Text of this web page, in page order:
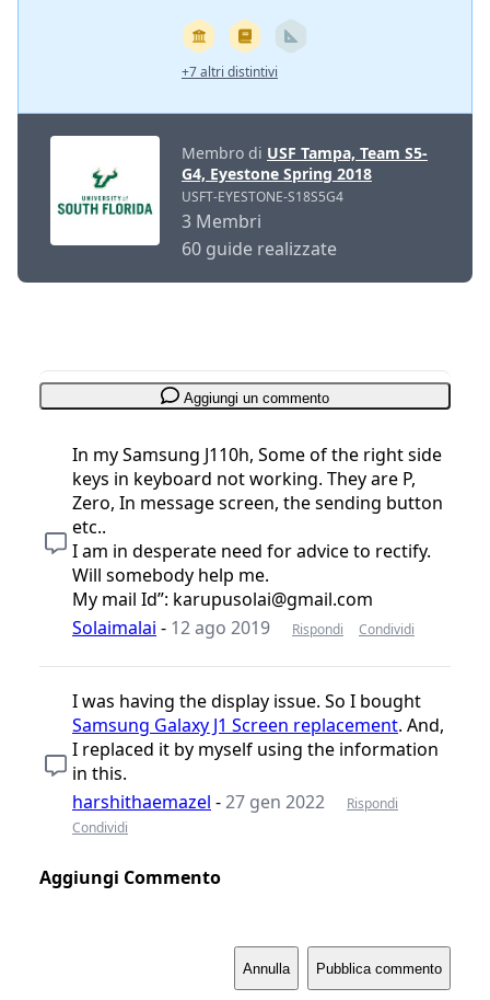
+7 altri distintivi
Membro di USF Tampa, Team S5-
G4, Eyestone Spring 2018
USFT-EYESTONE-S18S5G4
3 Membri
60 guide realizzate
Aggiungi un commento
In my Samsung J110h, Some of the right side
keys in keyboard not working. They are P,
Zero, In message screen, the sending button
etc..
I am in desperate need for advice to rectify.
Will somebody help me.
My mail Id”: karupusolai@gmail.com
Solaimalai - 12 ago 2019 Rispondi Condividi
I was having the display issue. So I bought
Samsung Galaxy J1 Screen replacement. And,
I replaced it by myself using the information
in this.
harshithaemazel -27 gen 2022
Rispondi
Condividi
Aggiungi Commento
Annulla Pubblica commento